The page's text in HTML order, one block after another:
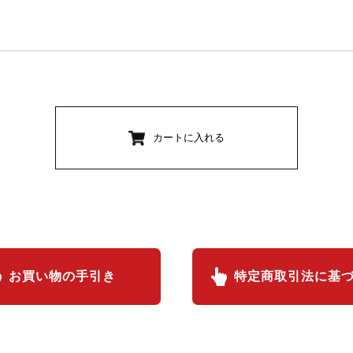
カートに入れる
お買い物の手引き 特定商取引法に基